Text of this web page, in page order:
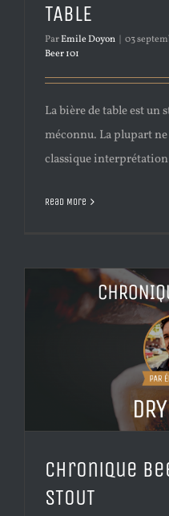
TABLE
ParEmile Doyon 03
Beer 101
La bière de table est un
méconnu. La plupart
classique
Read More
Chronique
STOUT